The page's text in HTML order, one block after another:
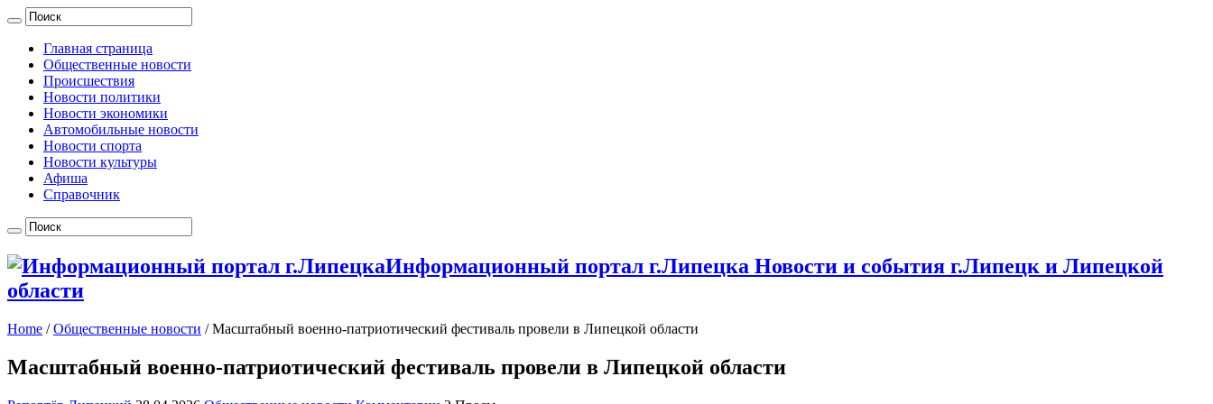
Главная страница
Общественные новости
Происшествия
Новости политики
Новости экономики
Автомобильные новости
Новости спорта
Новости культуры
Афиша
Справочник
Информационный портал г.Липецка Новости и события г.Липецк и Липецкой
области
Home / Общественные новости / Масштабный военно-патриотический фестиваль провели в Липецкой области
Масштабный военно-патриотический фестиваль провели в Липецкой области